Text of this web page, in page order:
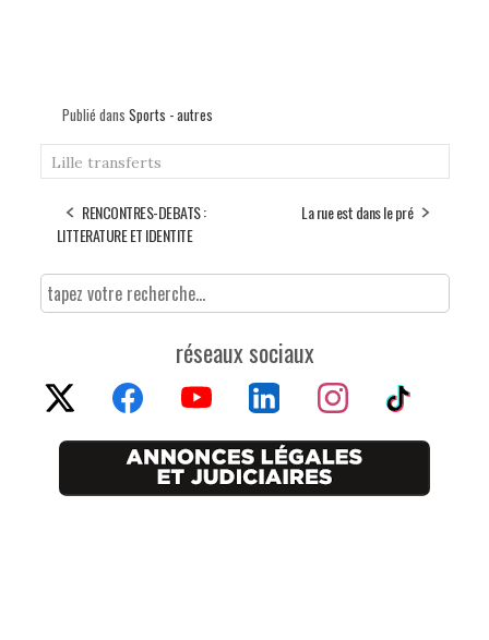
Publié dans Sports - autres
Lille transferts
RENCONTRES-DEBATS :
LITTERATURE ET IDENTITE
La rue est dans le pré
réseaux sociaux